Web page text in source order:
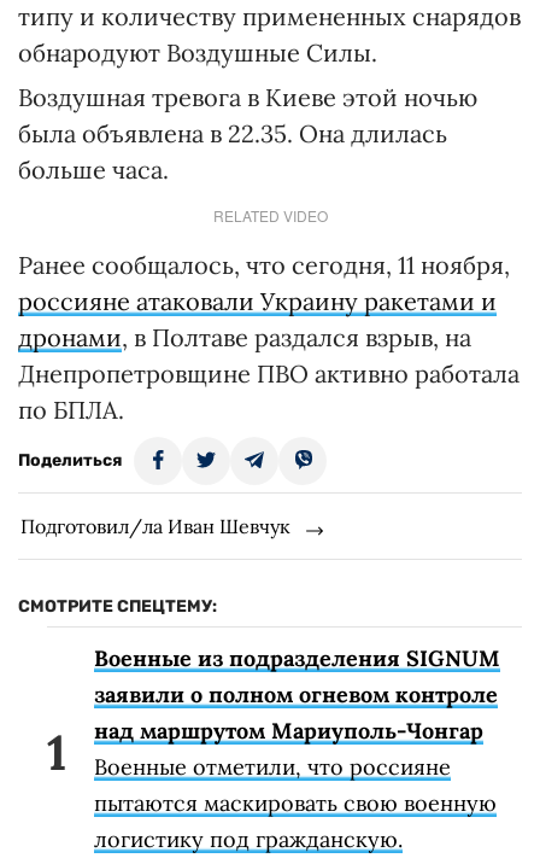
типу и количеству примененных снарядов
обнародуют Воздушные Силы.
Воздушная тревога в Киеве этой ночью
была объявлена в 22.35. Она длилась
больше часа.
RELATED VIDEO
Ранее сообщалось, что сегодня, 11 ноября,
россияне атаковали Украину ракетами и
дронами, в Полтаве раздался взрыв, на
Днепропетровщине ПВО активно работала
по БПЛА.
Поделиться
Подготовил/ла Иван Шевчук
СМОТРИТЕ СПЕЦТЕМУ:
Военные из подразделения SIGNUM
заявили о полном огневом контроле
над маршрутом Мариуполь-Чонгар
Военные отметили, что россияне
пытаются маскировать свою военную
логистику под гражданскую.